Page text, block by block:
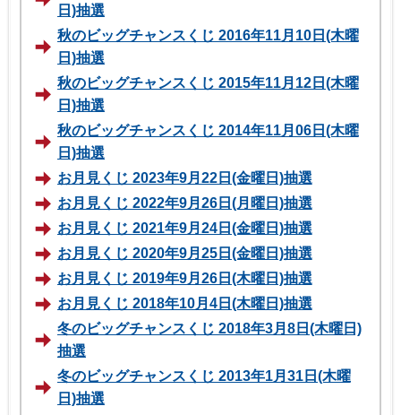
日)抽選
秋のビッグチャンスくじ 2016年11月10日(木曜
日)抽選
秋のビッグチャンスくじ 2015年11月12日(木曜
日)抽選
秋のビッグチャンスくじ 2014年11月06日(木曜
日)抽選
お月見くじ 2023年9月22日(金曜日)抽選
お月見くじ 2022年9月26日(月曜日)抽選
お月見くじ 2021年9月24日(金曜日)抽選
お月見くじ 2020年9月25日(金曜日)抽選
お月見くじ 2019年9月26日(木曜日)抽選
お月見くじ 2018年10月4日(木曜日)抽選
冬のビッグチャンスくじ 2018年3月8日(木曜日)
抽選
冬のビッグチャンスくじ 2013年1月31日(木曜
日)抽選